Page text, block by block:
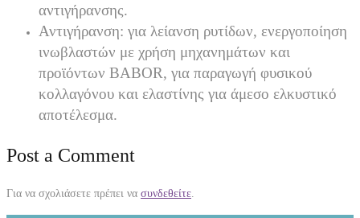
αντιγήρανσης.
Αντιγήρανση: για λείανση ρυτίδων, ενεργοποίηση
ινωβλαστών με χρήση μηχανημάτων και
προϊόντων BABOR, για παραγωγή φυσικού
κολλαγόνου και ελαστίνης για άμεσο ελκυστικό
αποτέλεσμα.
Post a Comment
Για να σχολιάσετε πρέπει να συνδεθείτε.